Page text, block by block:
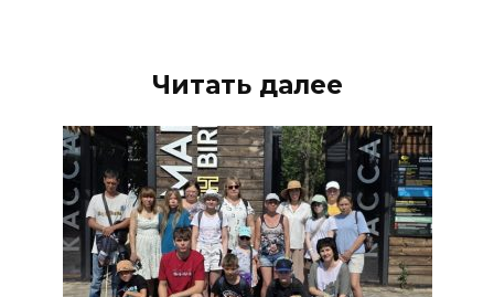
Читать далее